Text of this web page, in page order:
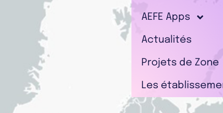
AEFE Apps
Actualités
Projets de Zone
Les